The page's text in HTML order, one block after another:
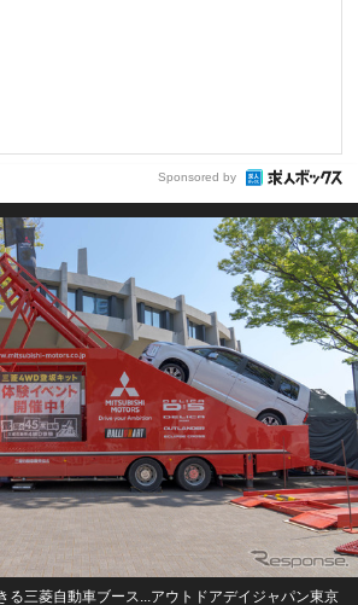
Sponsored by
る三菱自動車ブース...アウトドアデイジャパン東京